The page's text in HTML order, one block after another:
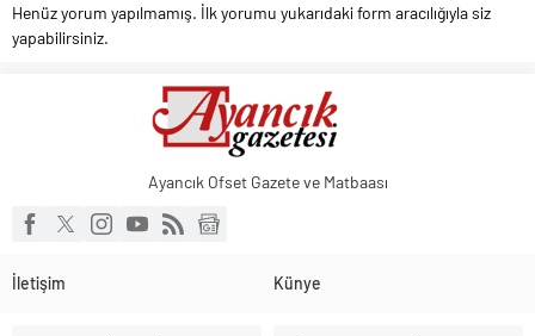
Henüz yorum yapılmamış. İlk yorumu yukarıdaki form aracılığıyla siz
yapabilirsiniz.
Ayancık Ofset Gazete ve Matbaası
İletişim Künye